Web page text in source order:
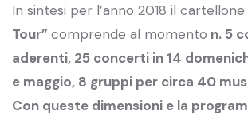
In sintesi per l’anno 2018 il cartellone
Tour” comprende al momento n. 5
aderenti, 25 concerti in 14
e maggio, 8 gruppi per circa 40
Con queste dimensioni e la